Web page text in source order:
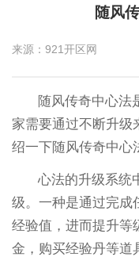
随风
来源：921开区网
随风传奇中心法
家需要通过不断升级
绍一下随风传奇中心
心法的升级系统
级。一种是通过完成
经验值，进而提升等
金，购买经验丹等道